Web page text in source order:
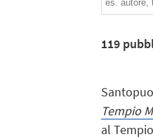
119
Tempio
al